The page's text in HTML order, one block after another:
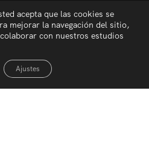
acepta que las cookies se
mejorar la navegación del sitio,
con nuestros estudios
Ajustes